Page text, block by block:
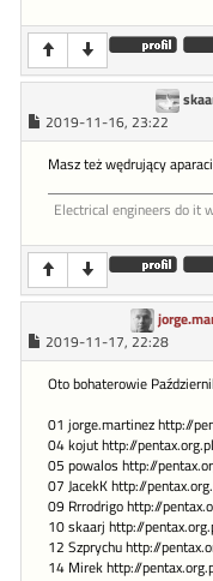
2019-11-16, 23:22
Masz też wędrujący
Electrical engineers do it
2019-11-17, 22:28
Oto bohaterowie
01 jorge.martinez http://
04 kojut http://
05 powalos http://
07 JacekK http://
09 Rrrodrigo http://
10 skaarj http://
12 Szprychu http://
14 Mirek http://